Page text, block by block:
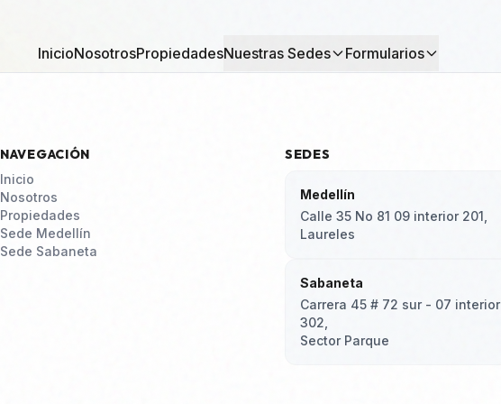
InicioNosotrosPropiedadesNuestras Sedes Formularios
NAVEGACIÓN
Inicio
Nosotros
Propiedades
Sede Medellín
Sede Sabaneta
SEDES
Medellín
Calle 35 No 81 09 interior 201,
Laureles
Sabaneta
Carrera 45 # 72 sur - 07 interior
302,
Sector Parque